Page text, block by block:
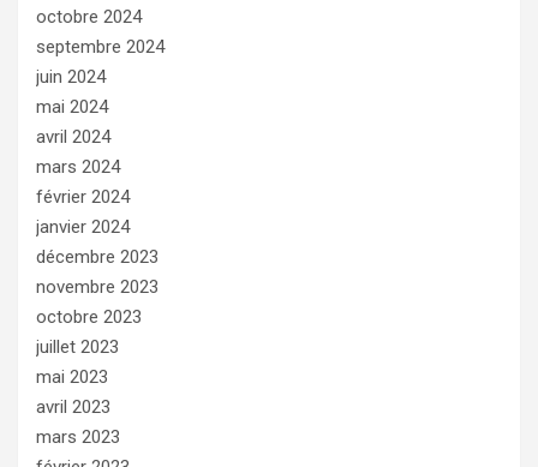
octobre 2024
septembre 2024
juin 2024
mai 2024
avril 2024
mars 2024
février 2024
janvier 2024
décembre 2023
novembre 2023
octobre 2023
juillet 2023
mai 2023
avril 2023
mars 2023